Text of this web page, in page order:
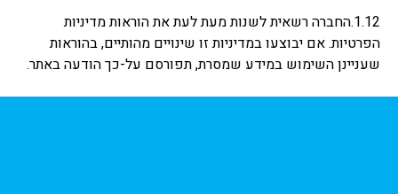
1.12.החברה רשאית לשנות מעת לעת את הוראות מדיניות
הפרטיות. אם יבוצעו במדיניות זו שינויים מהותיים, בהוראות
שעניינן השימוש במידע שמסרת, תפורסם על-כך הודעה באתר.